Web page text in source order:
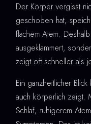
Der Körper vergisst
geschoben hat,
flachem Atem.
ausgeklammert,
zeigt oft schneller als
Ein ganzheitlicher
auch körperlich zeigt.
Schlaf, ruhigerem